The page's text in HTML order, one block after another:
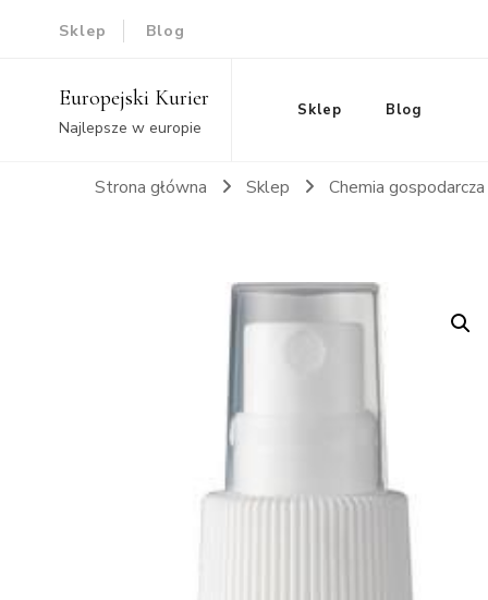
Sklep Blog
Europejski Kurier
Najlepsze w europie
Sklep Blog
Strona główna Sklep Chemia gospodarcza